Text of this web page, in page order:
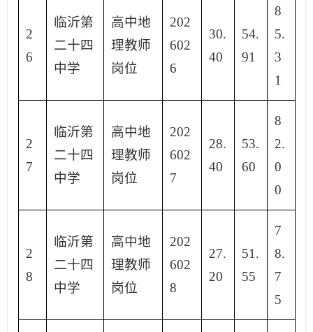
2
6
临沂第
二十四
中学
高中地
理教师
岗位
202
602
6
30.
40
54.
91
8
5.
3
1
2
7
临沂第
二十四
中学
高中地
理教师
岗位
202
602
7
28.
40
53.
60
8
2.
0
0
2
8
临沂第
二十四
中学
高中地
理教师
岗位
202
602
8
27.
20
51.
55
7
8.
7
5